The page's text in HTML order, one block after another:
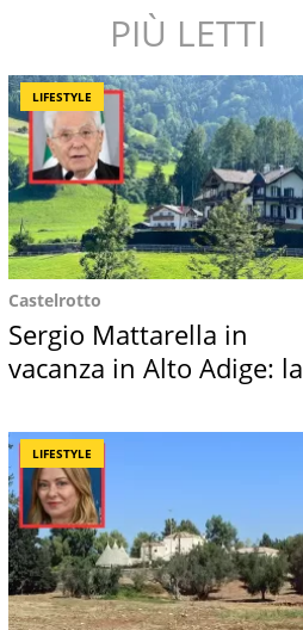
PIÙ LETTI
LIFESTYLE
Castelrotto
Sergio Mattarella in
vacanza in Alto Adige: la
LIFESTYLE